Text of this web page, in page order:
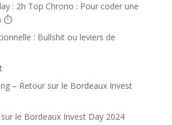
: 2h Top Chrono : Pour coder une
⏱️
: Bullshit ou leviers de
– Retour sur le Bordeaux Invest
le Bordeaux Invest Day 2024